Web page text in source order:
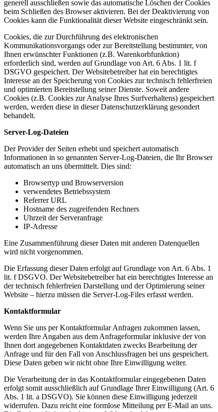
generell ausschließen sowie das automatische Löschen der Cookies
beim Schließen des Browser aktivieren. Bei der Deaktivierung von
Cookies kann die Funktionalität dieser Website eingeschränkt sein.
Cookies, die zur Durchführung des elektronischen
Kommunikationsvorgangs oder zur Bereitstellung bestimmter, von
Ihnen erwünschter Funktionen (z.B. Warenkorbfunktion)
erforderlich sind, werden auf Grundlage von Art. 6 Abs. 1 lit. f
DSGVO gespeichert. Der Websitebetreiber hat ein berechtigtes
Interesse an der Speicherung von Cookies zur technisch fehlerfreien
und optimierten Bereitstellung seiner Dienste. Soweit andere
Cookies (z.B. Cookies zur Analyse Ihres Surfverhaltens) gespeichert
werden, werden diese in dieser Datenschutzerklärung gesondert
behandelt.
Server-Log-Dateien
Der Provider der Seiten erhebt und speichert automatisch
Informationen in so genannten Server-Log-Dateien, die Ihr Browser
automatisch an uns übermittelt. Dies sind:
Browsertyp und Browserversion
verwendetes Betriebssystem
Referrer URL
Hostname des zugreifenden Rechners
Uhrzeit der Serveranfrage
IP-Adresse
Eine Zusammenführung dieser Daten mit anderen Datenquellen
wird nicht vorgenommen.
Die Erfassung dieser Daten erfolgt auf Grundlage von Art. 6 Abs. 1
lit. f DSGVO. Der Websitebetreiber hat ein berechtigtes Interesse an
der technisch fehlerfreien Darstellung und der Optimierung seiner
Website – hierzu müssen die Server-Log-Files erfasst werden.
Kontaktformular
Wenn Sie uns per Kontaktformular Anfragen zukommen lassen,
werden Ihre Angaben aus dem Anfrageformular inklusive der von
Ihnen dort angegebenen Kontaktdaten zwecks Bearbeitung der
Anfrage und für den Fall von Anschlussfragen bei uns gespeichert.
Diese Daten geben wir nicht ohne Ihre Einwilligung weiter.
Die Verarbeitung der in das Kontaktformular eingegebenen Daten
erfolgt somit ausschließlich auf Grundlage Ihrer Einwilligung (Art. 6
Abs. 1 lit. a DSGVO). Sie können diese Einwilligung jederzeit
widerrufen. Dazu reicht eine formlose Mitteilung per E-Mail an uns.